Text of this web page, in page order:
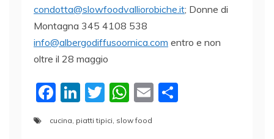
condotta@slowfoodvalliorobiche.it; Donne di
Montagna 345 4108 538
info@albergodiffusoornica.com entro e non
oltre il 28 maggio
F
a
c
Li
n
k
T
w
itt
W
h
at
E
cucina piatti tipici slow food